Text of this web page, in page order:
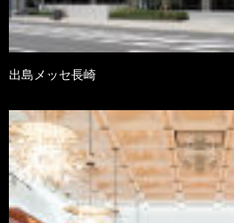
出島メッセ長崎